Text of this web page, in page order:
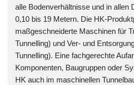
alle Bodenverhältnisse und in allen
0,10 bis 19 Metern. Die HK-
maßgeschneiderte Maschinen für
Tunnelling) und Ver- und
Tunnelling). Eine fachgerechte
Komponenten, Baugruppen oder
HK auch im maschinellen